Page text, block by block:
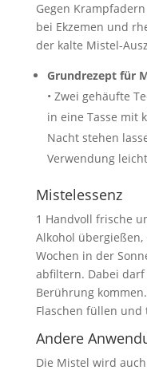
Gegen
bei Ekzemen und
der kalte Mistel-
Grundrezept für
• Zwei gehäufte
in eine Tasse mit
Nacht stehen
Verwendung
Mistelessenz
1 Handvoll frische
Alkohol
Wochen in der
abfiltern. Dabei
Berührung
Flaschen füllen
Andere
Die Mistel wird